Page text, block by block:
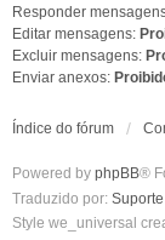
Responder
Editar mensagens:
Excluir mensagens:
Enviar anexos:
Índice do fórum
Powered by phpBB®
Traduzido por:
Style we_universal